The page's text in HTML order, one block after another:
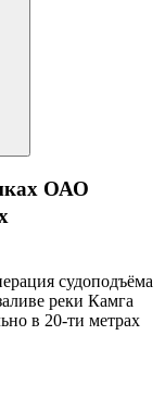
ОАО
судоподъёма
реки Камга
в 20-ти метрах